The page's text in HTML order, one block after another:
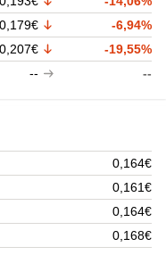
0,179€
-6,94%
0,207€
-19,55%
-- --
0,164€
0,161€
0,164€
0,168€